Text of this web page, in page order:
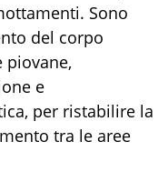
Sono
del corpo
piovane,
e
per ristabilire la
tra le aree